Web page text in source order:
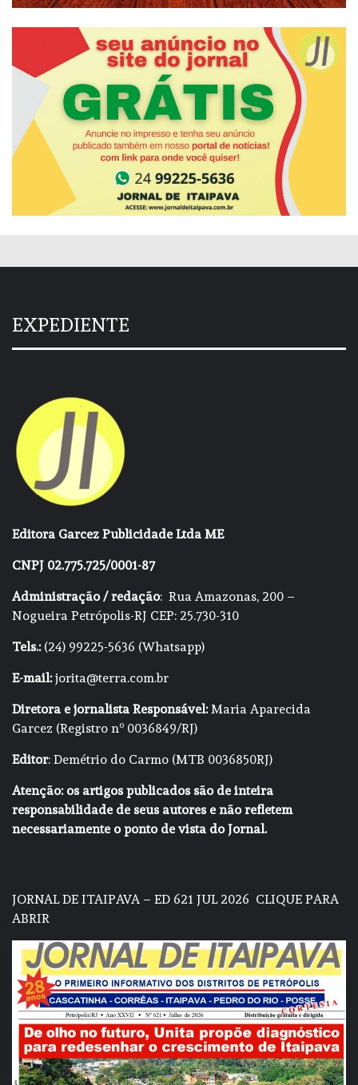
EXPEDIENTE
Editora Garcez Publicidade Ltda ME
CNPJ 02.775.725/0001-87
Administração / redação: Rua Amazonas, 200 –
Nogueira Petrópolis-RJ CEP: 25.730-310
Tels.:(24) 99225-5636 (Whatsapp)
E-mail:jorita@terra.com.br
Diretora e jornalista Responsável:Maria Aparecida
Garcez (Registro nº 0036849/RJ)
Editor: Demétrio do Carmo (MTB 0036850RJ)
Atenção: os artigos publicados são de inteira
responsabilidade de seus autores e não refletem
necessariamente o ponto de vista do Jornal.
JORNAL DE ITAIPAVA – ED 621 JUL 2026 CLIQUE PARA
ABRIR